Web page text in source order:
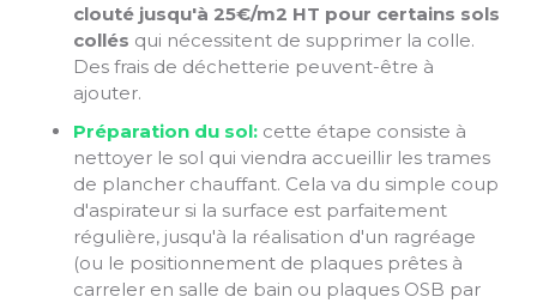
clouté jusqu'à 25€/m2 HT pour certains sols
collés qui nécessitent de supprimer la colle.
Des frais de déchetterie peuvent-être à
ajouter.
Préparation du sol: cette étape consiste à
nettoyer le sol qui viendra accueillir les trames
de plancher chauffant. Cela va du simple coup
d'aspirateur si la surface est parfaitement
régulière, jusqu'à la réalisation d'un ragréage
(ou le positionnement de plaques prêtes à
carreler en salle de bain ou plaques OSB par